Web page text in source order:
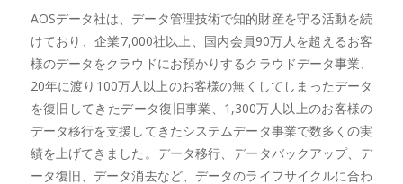
AOSデータ社は、データ管理技術で知的財産を守る活動を続
けており、企業7,000社以上、国内会員90万人を超えるお客
様のデータをクラウドにお預かりするクラウドデータ事業、
20年に渡り100万人以上のお客様の無くしてしまったデータ
を復旧してきたデータ復旧事業、1,300万人以上のお客様の
データ移行を支援してきたシステムデータ事業で数多くの実
績を上げてきました。データ移行、データバックアップ、デ
ータ復旧、データ消去など、データのライフサイクルに合わ